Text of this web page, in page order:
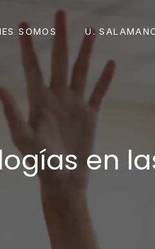
SOMOS U.
en